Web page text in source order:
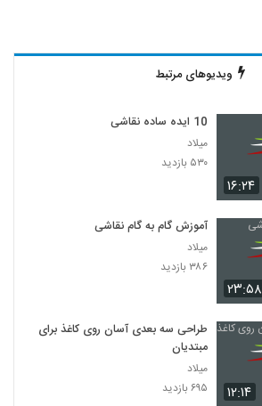
ویدیوهای مرتبط
۱۶:۲۴
10 ایده ساده نقاشی
میلاد
۵۳۰ بازدید
۲۳:۵۸
آموزش گام به گام نقاشی
میلاد
۳۸۶ بازدید
۱۲:۱۴
طراحی سه بعدی آسان روی کاغذ برای
مبتدیان
میلاد
۶۹۵ بازدید